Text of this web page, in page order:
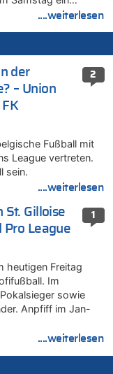
....weiterlesen
2
der
– Union
Fußball mit
League vertreten.
sein.
....weiterlesen
1
St. Gilloise
Pro League
heutigen Freitag
Im
sowie
Anpfiff im Jan-
....weiterlesen